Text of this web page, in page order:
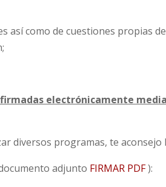
así como de cuestiones propias
electrónicamente
diversos programas, te aconsejo
adjunto FIRMAR PDF):